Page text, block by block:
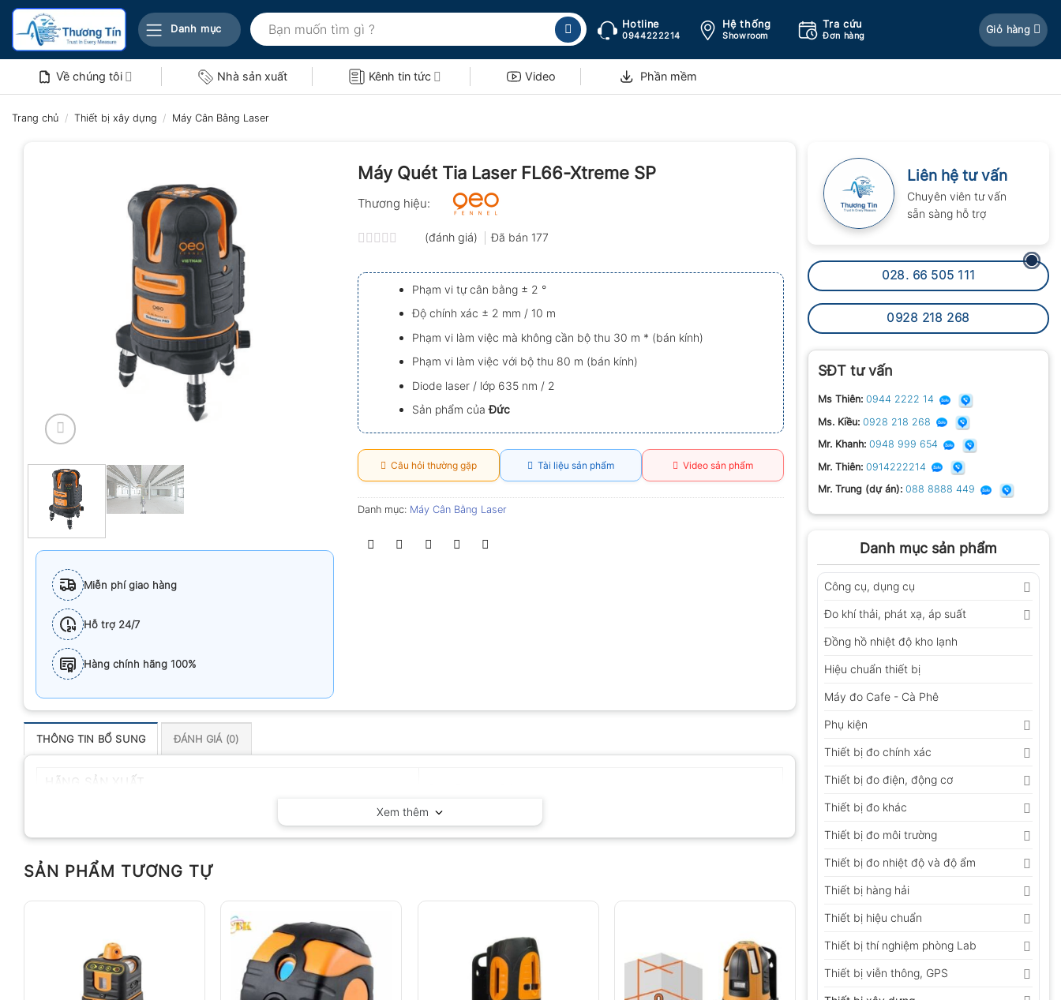
Bỏ
nội
Danh mục
Tìm
kiếm:
Hotline
0944222214
Hệ thống
Showroom
Tra cứu
Đơn hàng
Giỏ hàng
Về chúng tôi Nhà sản xuất Kênh tin tức Video Phần mềm
Trang chủ / Thiết bị xây dựng / Máy Cân Bằng Laser
Liên hệ tư vấn
Chuyên viên tư vấn
sẵn sàng hỗ trợ
028. 66 505 111
0928 218 268
SĐT tư vấn
Ms Thiên: 0944 2222 14
Ms. Kiều: 0928 218 268
Mr. Khanh: 0948 999 654
Mr. Thiên: 0914222214
Mr. Trung (dự án): 088 8888 449
Danh mục sản phẩm
Công cụ, dụng cụ
Đo khí thải, phát xạ, áp suất
Đồng hồ nhiệt độ kho lạnh
Hiệu chuẩn thiết bị
Máy đo Cafe - Cà Phê
Phụ kiện
Thiết bị đo chính xác
Thiết bị đo điện, động cơ
Thiết bị đo khác
Thiết bị đo môi trường
Thiết bị đo nhiệt độ và độ ẩm
Thiết bị hàng hải
Thiết bị hiệu chuẩn
Thiết bị thí nghiệm phòng Lab
Thiết bị viễn thông, GPS
Miễn phí giao hàng
Hỗ trợ 24/7
Hàng chính hãng 100%
Máy Quét Tia Laser FL66-Xtreme SP
Thương hiệu:
xếp
hạng
0.0
5
sao
(đánh giá) Đã bán 177
Phạm vi tự cân bằng ± 2 °
Độ chính xác ± 2 mm / 10 m
Phạm vi làm việc mà không cần bộ thu 30 m * (bán kính)
Phạm vi làm việc với bộ thu 80 m (bán kính)
Diode laser / lớp 635 nm / 2
Sản phẩm củaĐức
Câu hỏi thường gặp Tài liệu sản phẩm Video sản phẩm
Danh mục: Máy Cân Bằng Laser
THÔNG TIN BỔ SUNG ĐÁNH GIÁ (0)
Xem thêm
SẢN PHẨM TƯƠNG TỰ